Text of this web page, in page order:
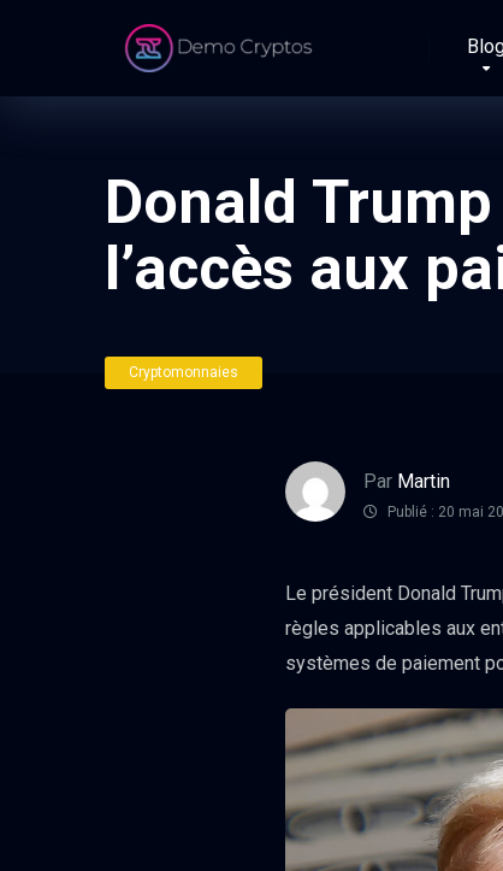
Donald
l’accès aux
Cryptomonnaies
Par Martin
Publié : 20 mai
Le président Donald
règles applicables aux
systèmes de paiement